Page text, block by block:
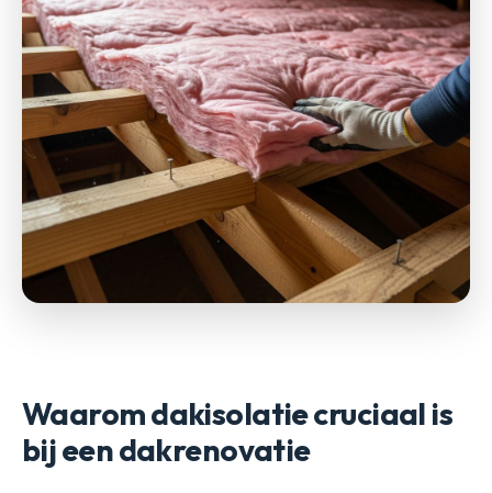
Waarom dakisolatie cruciaal is
bij een dakrenovatie